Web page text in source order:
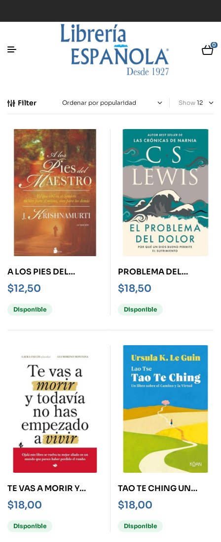
0
Filter Show
A LOS PIES DEL
MAESTRO
$12,50
Disponible
PROBLEMA DEL
DOLOR, EL
$18,50
Disponible
TE VAS A MORIR Y
TODAVÍA NO HAS
EMPEZADO A VIVIR
$18,00
Disponible
TAO TE CHING UN
LIBRO SOBRE EL
CAMINO Y LA VIRTUD
$18,00
Disponible